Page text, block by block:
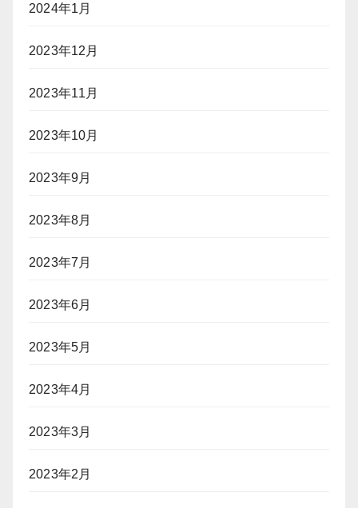
2024年1月
2023年12月
2023年11月
2023年10月
2023年9月
2023年8月
2023年7月
2023年6月
2023年5月
2023年4月
2023年3月
2023年2月